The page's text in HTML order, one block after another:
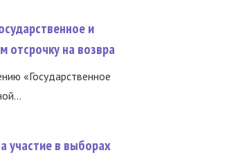
и
отсрочку на возвра
«Государственное
участие в выборах